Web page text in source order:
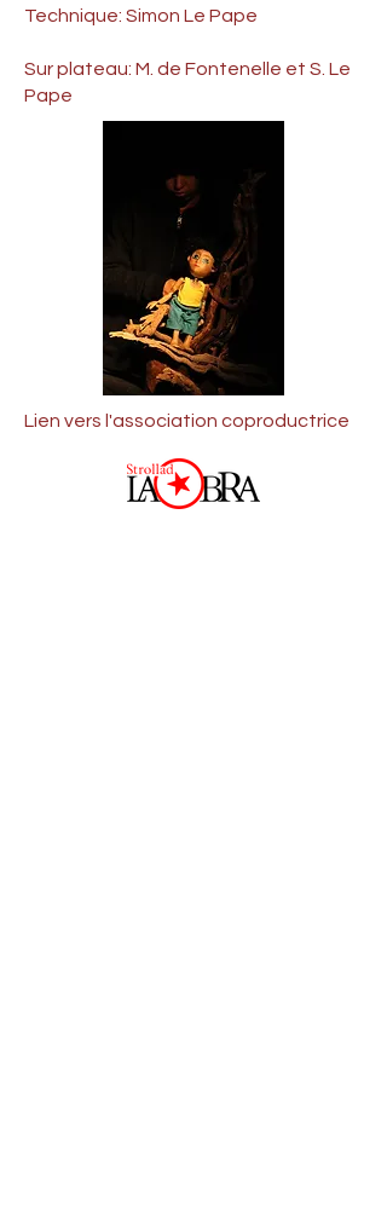
Technique: Simon Le Pape
Sur plateau: M. de Fontenelle et S. Le
Pape
Lien vers l'association coproductrice